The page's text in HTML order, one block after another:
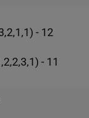
- 12
- 11